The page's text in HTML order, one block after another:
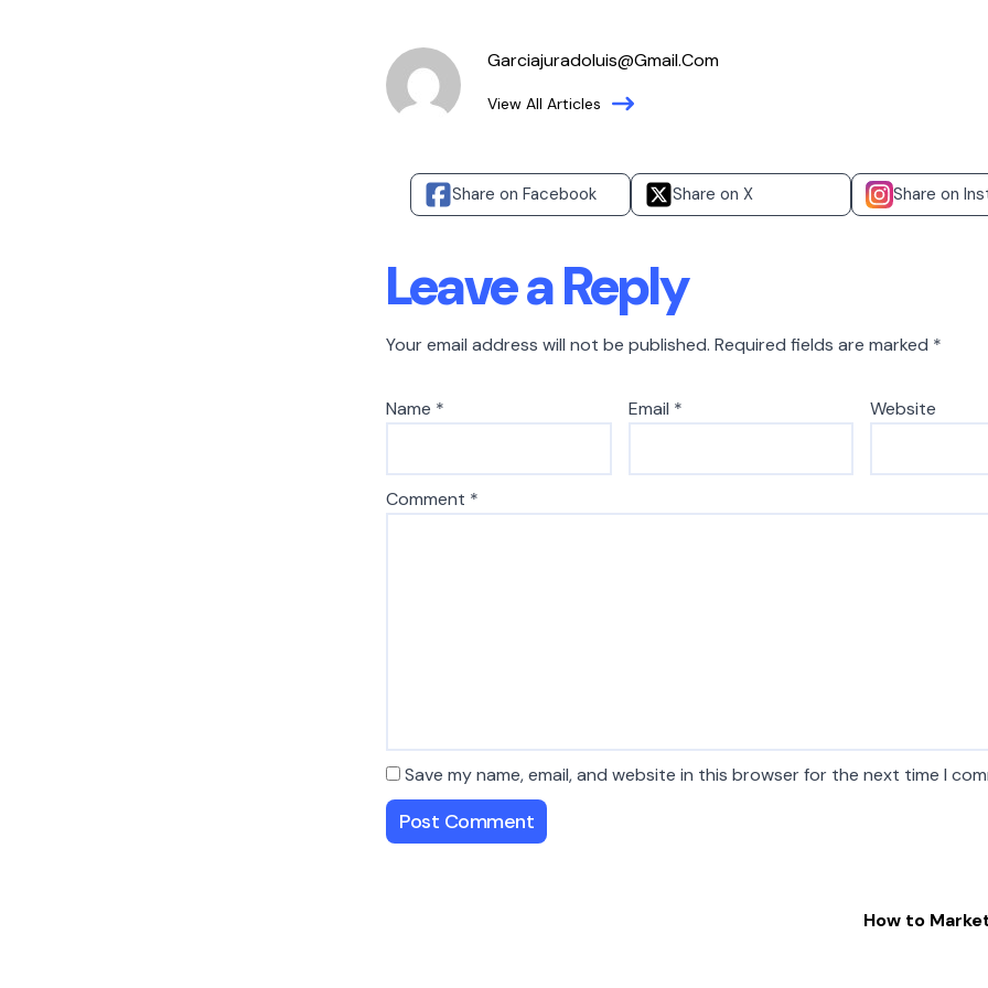
Garciajuradoluis@gmail.com
View All Articles
Share on Facebook Share on X Share on
Leave a Reply
Your email address will not be published. Required fields are marked *
Name * Email * Website
Comment *
Save my name, email, and website in this browser for the next time I
How to